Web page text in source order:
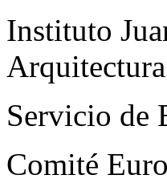
Instituto
Servicio de
Comité